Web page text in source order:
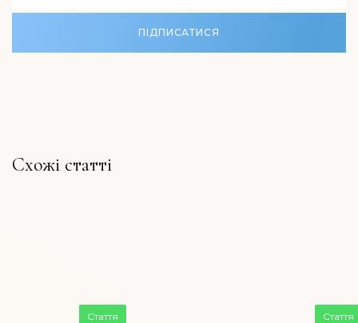
ПІДПИСАТИСЯ
Схожі статті
Стаття Стаття